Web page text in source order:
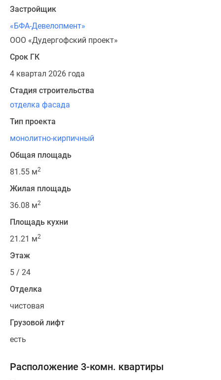
Застройщик
«БФА-Девелопмент»
ООО «Дудергофский проект»
Срок ГК
4 квартал 2026 года
Стадия строительства
отделка фасада
Тип проекта
монолитно-кирпичный
Общая площадь
81.55 м2
Жилая площадь
36.08 м2
Площадь кухни
21.21 м2
Этаж
5 / 24
Отделка
чистовая
Грузовой лифт
есть
Расположение 3-комн. квартиры